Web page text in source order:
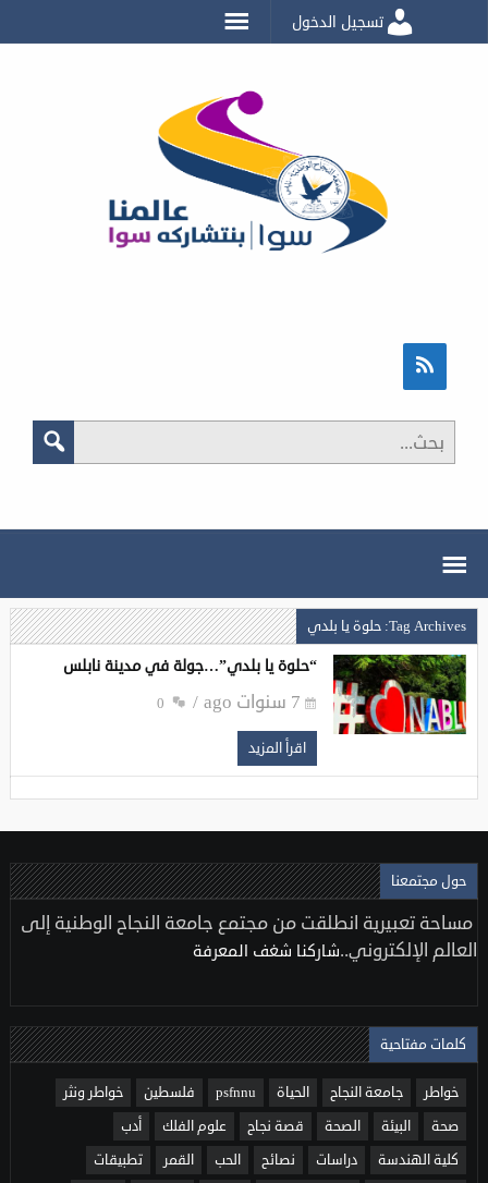
تسجيل الدخول
Tag Archives: حلوة يا بلدي
“حلوة يا بلدي”…جولة في مدينة نابلس
7 سنوات ago 0
اقرأ المزيد
حول مجتمعنا
مساحة تعبيرية انطلقت من مجتمع جامعة النجاح الوطنية إلى
العالم الإلكتروني..شاركنا شغف المعرفة
كلمات مفتاحية
خواطر جامعة النجاح الحياة psfnnu فلسطين
خواطر ونثر
صحة
البيئة الصحة قصة نجاح علوم الفلك
أدب
كلية الهندسة
دراسات نصائح الحب القمر
تطبيقات